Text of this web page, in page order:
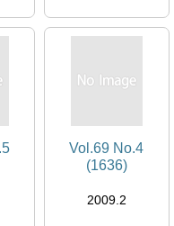
Vol.69 No.4
(1636)
2009.2